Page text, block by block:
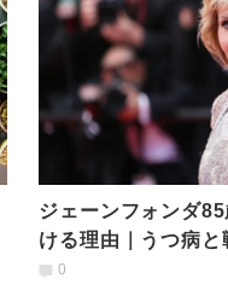
ジェーンフォンダ
ける理由｜うつ病
すこと
0